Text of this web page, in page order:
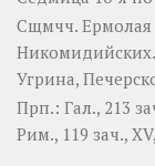
Сщмчч. Ермолая
Угрина,
Прп.: Гал., 213
Рим., 119 зач.,